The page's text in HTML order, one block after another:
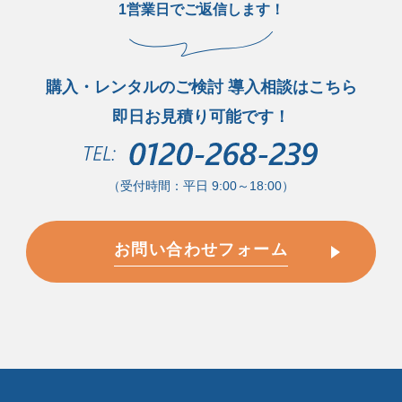
1営業日でご返信します！
購入・レンタルのご検討 導入相談はこちら
即日お見積り可能です！
（受付時間：平日 9:00～18:00）
お問い合わせフォーム